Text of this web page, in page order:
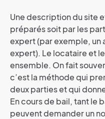
Une description du site
préparés soit par les
expert (par exemple,
expert). Le locataire et
ensemble. On fait
c’est la méthode qui
deux parties et qui
En cours de bail, tant le
peuvent demander un